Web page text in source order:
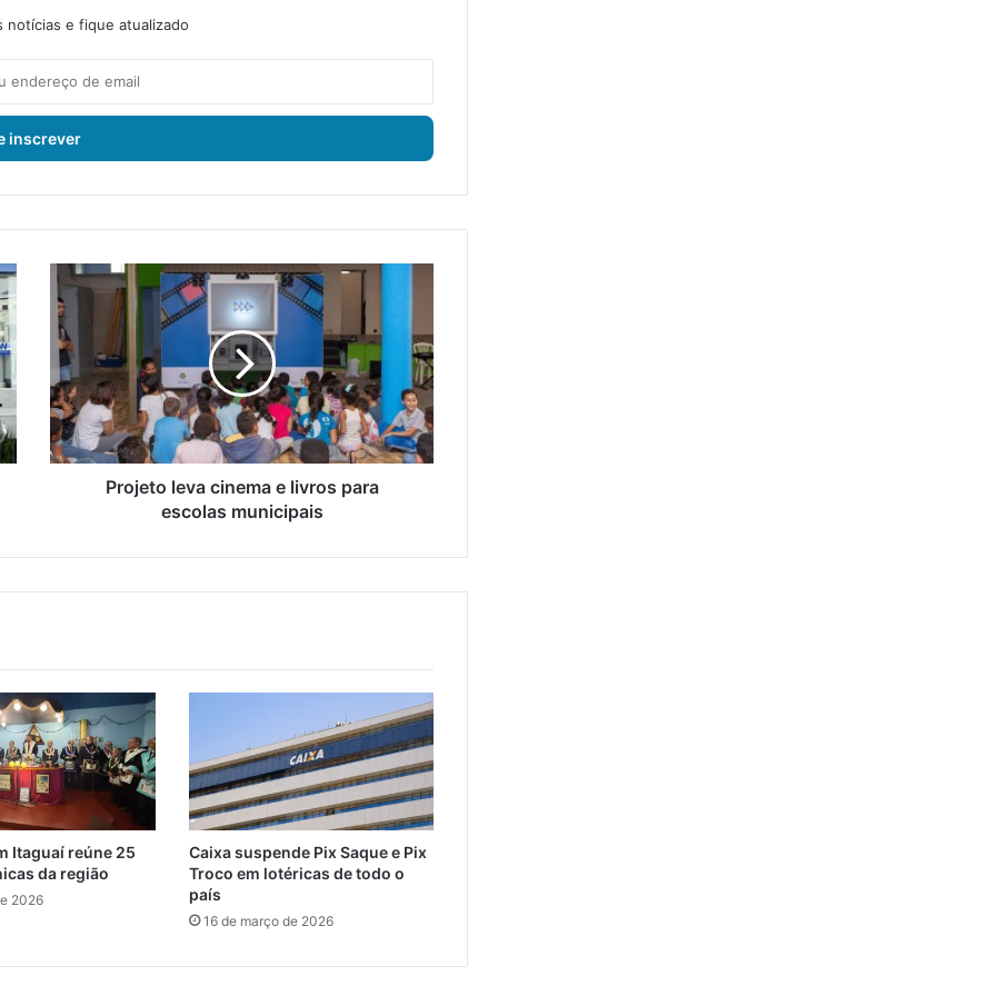
notícias e fique atualizado
o
e
t
o
l
e
i
e
l
i
v
r
s
p
a
r
Projeto leva cinema e livros para
escolas municipais
Itaguaí reúne 25
da região
2026
Caixa suspende Pix Saque e Pix
Troco em lotéricas de todo o
país
16 de março de 2026